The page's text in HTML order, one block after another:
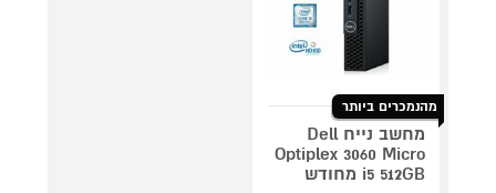
מהנמכרים ביותר
מחשב נייח Dell
Optiplex 3060 Micro
i5 512GB מחודש